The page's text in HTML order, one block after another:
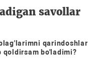
savollar
qoldirsam bo'ladimi?